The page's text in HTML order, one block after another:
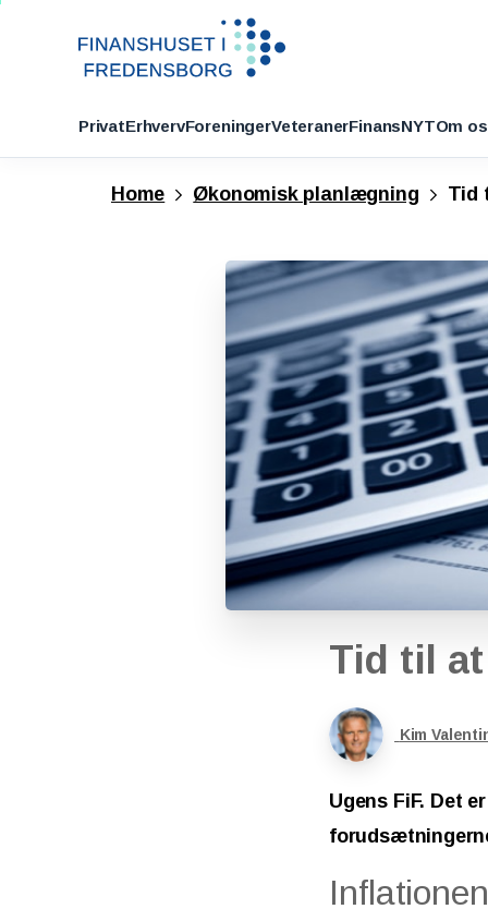
PrivatErhvervForeningerVeteranerFinansNYTOm os
Home Økonomisk planlægning Tid
Tid til at
Kim
Ugens FiF. Det